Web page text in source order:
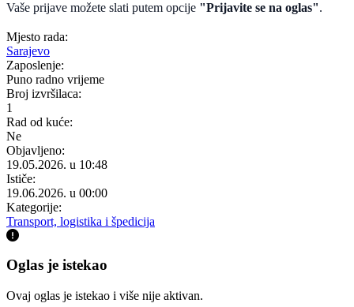
Vaše prijave možete slati putem opcije "Prijavite se na oglas".
Mjesto rada:
Sarajevo
Zaposlenje:
Puno radno vrijeme
Broj izvršilaca:
1
Rad od kuće:
Ne
Objavljeno:
19.05.2026. u 10:48
Ističe:
19.06.2026. u 00:00
Kategorije:
Transport, logistika i špedicija
Oglas je istekao
Ovaj oglas je istekao i više nije aktivan.